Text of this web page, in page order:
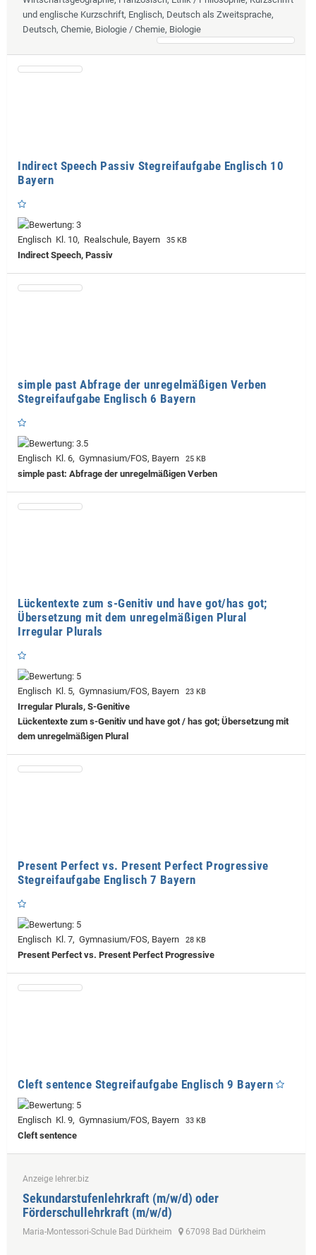
und englische Kurzschrift, Englisch, Deutsch als Zweitsprache,
Deutsch, Chemie, Biologie / Chemie, Biologie
Indirect Speech Passiv Stegreifaufgabe Englisch 10
Bayern
Englisch Kl. 10, Realschule, Bayern 35 KB
Indirect Speech, Passiv
simple past Abfrage der unregelmäßigen Verben
Stegreifaufgabe Englisch 6 Bayern
Englisch Kl. 6, Gymnasium/FOS, Bayern 25 KB
simple past: Abfrage der unregelmäßigen Verben
Lückentexte zum s-Genitiv und have got/has got;
Übersetzung mit dem unregelmäßigen Plural
Irregular Plurals
Englisch Kl. 5, Gymnasium/FOS, Bayern 23 KB
Irregular Plurals, S-Genitive
Lückentexte zum s-Genitiv und have got / has got; Übersetzung mit
dem unregelmäßigen Plural
Present Perfect vs. Present Perfect Progressive
Stegreifaufgabe Englisch 7 Bayern
Englisch Kl. 7, Gymnasium/FOS, Bayern 28 KB
Present Perfect vs. Present Perfect Progressive
Cleft sentence Stegreifaufgabe Englisch 9 Bayern
Englisch Kl. 9, Gymnasium/FOS, Bayern 33 KB
Cleft sentence
Anzeige lehrer.biz
Sekundarstufenlehrkraft (m/w/d) oder
Förderschullehrkraft (m/w/d)
Maria-Montessori-Schule Bad Dürkheim 67098 Bad Dürkheim